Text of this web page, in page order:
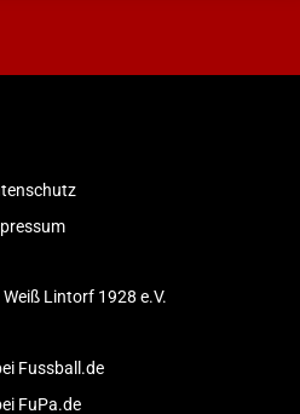
Lintorf 1928 e.V.
Fussball.de
FuPa.de